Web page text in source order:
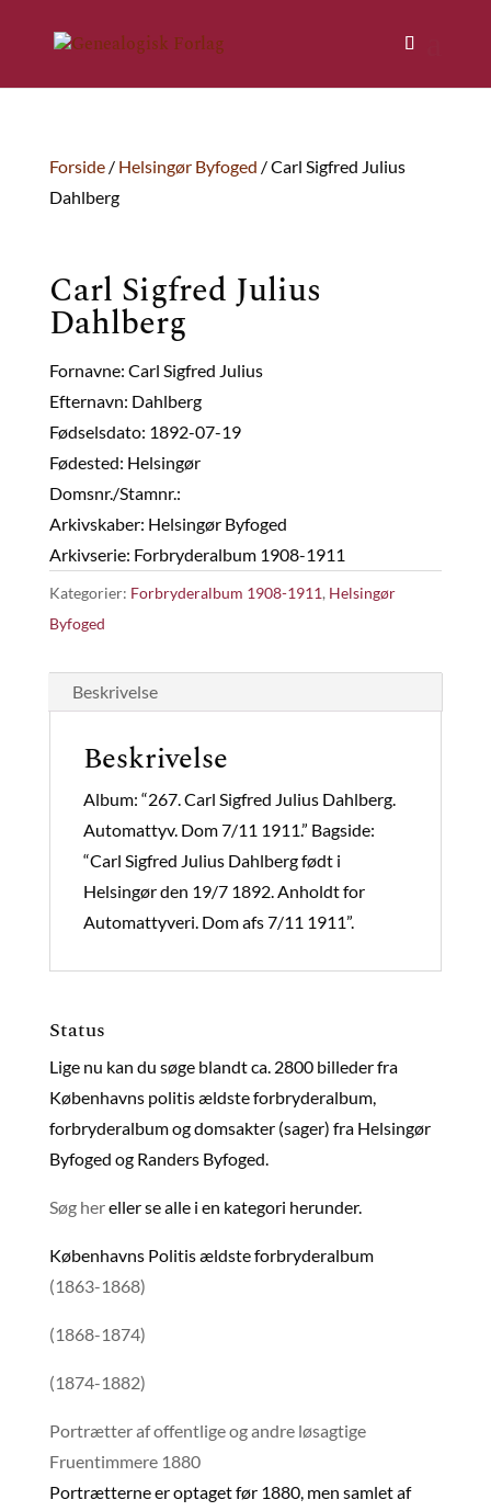
Forside/ Helsingør Byfoged / Carl Sigfred Julius
Dahlberg
Carl Sigfred Julius
Dahlberg
Fornavne: Carl Sigfred Julius
Efternavn: Dahlberg
Fødselsdato: 1892-07-19
Fødested: Helsingør
Domsnr./Stamnr.:
Arkivskaber: Helsingør Byfoged
Arkivserie: Forbryderalbum 1908-1911
Kategorier: Forbryderalbum 1908-1911, Helsingør
Byfoged
Beskrivelse
Beskrivelse
Album: “267. Carl Sigfred Julius Dahlberg.
Automattyv. Dom 7/11 1911.” Bagside:
“Carl Sigfred Julius Dahlberg født i
Helsingør den 19/7 1892. Anholdt for
Automattyveri. Dom afs 7/11 1911”.
Status
Lige nu kan du søge blandt ca. 2800 billeder fra
Københavns politis ældste forbryderalbum,
forbryderalbum og domsakter (sager) fra Helsingør
Byfoged og Randers Byfoged.
Søg hereller se alle i en kategori herunder.
Københavns Politis ældste forbryderalbum
(1863-1868)
(1868-1874)
(1874-1882)
Portrætter af offentlige og andre løsagtige
Fruentimmere 1880
Portrætterne er optaget før 1880, men samlet af